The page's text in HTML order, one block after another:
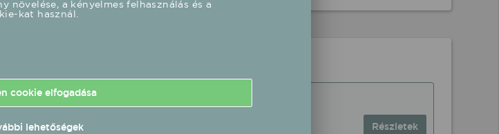
fellépés
Részletek
növelése, a kényelmes felhasználás és a
kat használ.
Minden cookie elfogadása
lehetőségek